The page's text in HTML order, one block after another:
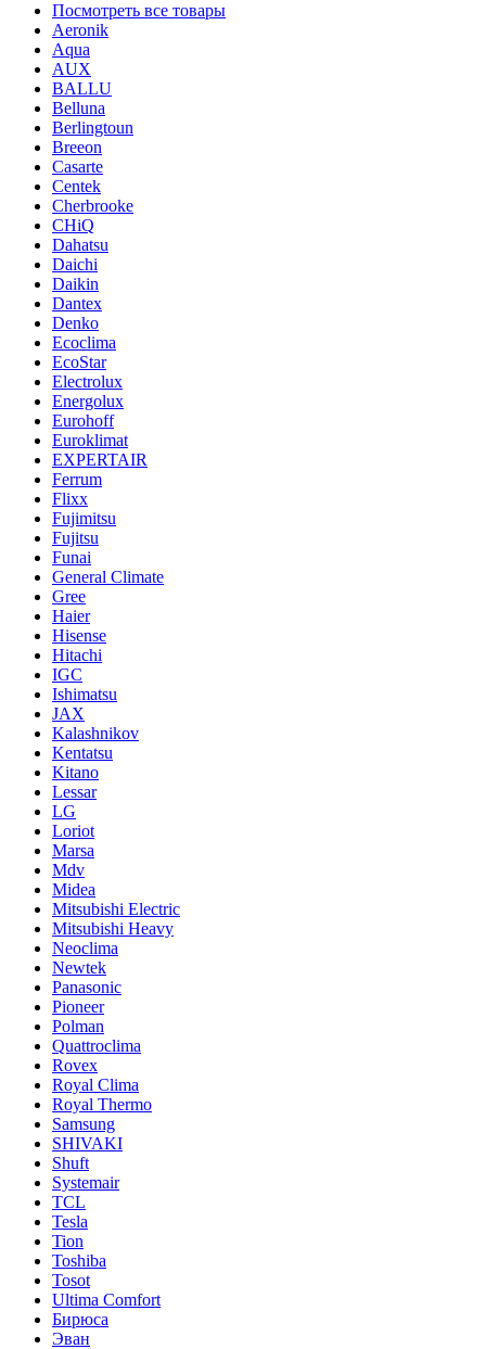
Посмотреть все товары
Aeronik
Aqua
AUX
BALLU
Belluna
Berlingtoun
Breeon
Casarte
Centek
Cherbrooke
CHiQ
Dahatsu
Daichi
Daikin
Dantex
Denko
Ecoclima
EcoStar
Electrolux
Energolux
Eurohoff
Euroklimat
EXPERTAIR
Ferrum
Flixx
Fujimitsu
Fujitsu
Funai
General Climate
Gree
Haier
Hisense
Hitachi
IGC
Ishimatsu
JAX
Kalashnikov
Kentatsu
Kitano
Lessar
LG
Loriot
Marsa
Mdv
Midea
Mitsubishi Electric
Mitsubishi Heavy
Neoclima
Newtek
Panasonic
Pioneer
Polman
Quattroclima
Rovex
Royal Clima
Royal Thermo
Samsung
SHIVAKI
Shuft
Systemair
TCL
Tesla
Tion
Toshiba
Tosot
Ultima Comfort
Бирюса
Эван